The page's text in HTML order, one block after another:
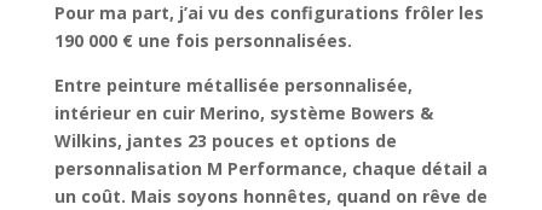
Pour ma part, j’ai vu des configurations frôler les
190 000 € une fois personnalisées.
Entre peinture métallisée personnalisée,
intérieur en cuir Merino, système Bowers &
Wilkins, jantes 23 pouces et options de
personnalisation M Performance, chaque détail a
un coût. Mais soyons honnêtes, quand on rêve de